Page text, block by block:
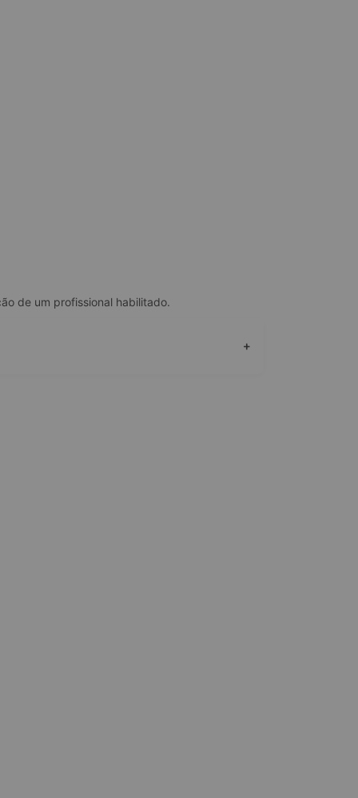
de um profissional habilitado.
+